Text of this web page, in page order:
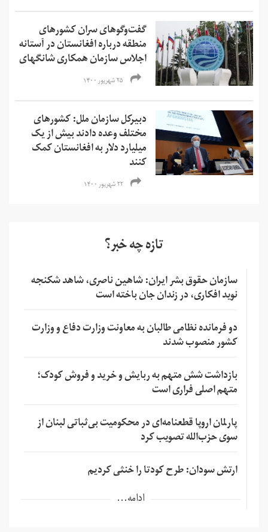
گفت‌وگوهای سران کشورهای
منطقه درباره افغانستان در آستانه
اجلاس سازمان همکاری شانگهای
۲۵ شهریور ۱۴۰۰
دبیرکل سازمان ملل: کشورهای
مختلف وعده دادند بیش از یک
میلیارد دلار به افغانستان کمک
کنند
۲۲ شهریور ۱۴۰۰
تازه چه خبر؟
سازمان حقوق بشر ایران: شاهین ناصری، شاهد شکنجه
نوید افکاری، در زندان جان باخته است
دو فرمانده نظامی طالبان به معاونت وزارت دفاع و وزارت
کشور منصوب شدند
بازداشت شش متهم به ربایش و خرید و فروش کودک؛
متهم اصلی فراری است
پارلمان اروپا قطعنامه‌ای در محکومیت بی‌ثباتی لبنان از
سوی حزب‌الله تصویب کرد
ارتش سودان: طرح کودتا را خنثی کردیم
ادامه...